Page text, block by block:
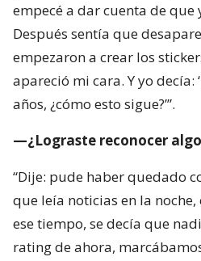
—¿Lograste reconocer algo
“Dije: pude haber quedado
que leía noticias en la noche,
ese tiempo, se decía que
rating de ahora,
los noticieros centrales. Esto
cierta identidad”.
—¿El meme también te ha
“Lo más loco es que vivo